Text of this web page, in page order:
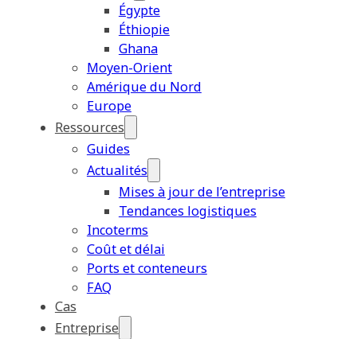
Égypte
Éthiopie
Ghana
Moyen-Orient
Amérique du Nord
Europe
Ressources
Guides
Actualités
Mises à jour de l’entreprise
Tendances logistiques
Incoterms
Coût et délai
Ports et conteneurs
FAQ
Cas
Entreprise